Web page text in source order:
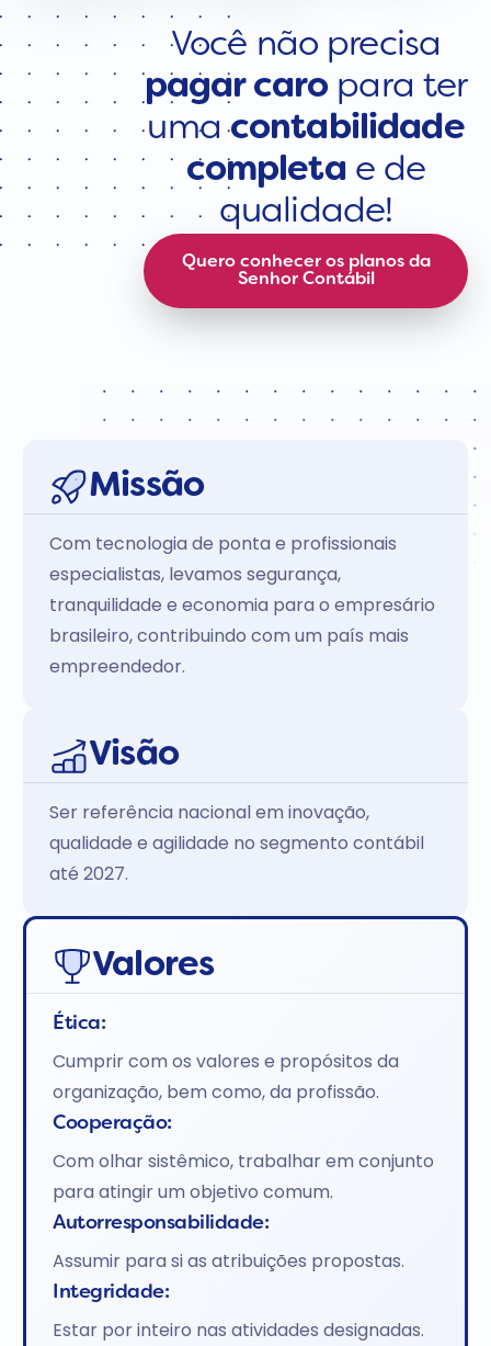
Você não precisa
pagar caropara ter
umacontabilidade
completae de
qualidade!
Quero conhecer os planos da
Senhor Contábil
Missão
Com tecnologia de ponta e profissionais
especialistas, levamos segurança,
tranquilidade e economia para o empresário
brasileiro, contribuindo com um país mais
empreendedor.
Visão
Ser referência nacional em inovação,
qualidade e agilidade no segmento contábil
até 2027.
Valores
Ética:
Cumprir com os valores e propósitos da
organização, bem como, da profissão.
Cooperação:
Com olhar sistêmico, trabalhar em conjunto
para atingir um objetivo comum.
Autorresponsabilidade:
Assumir para si as atribuições propostas.
Integridade:
Estar por inteiro nas atividades designadas.